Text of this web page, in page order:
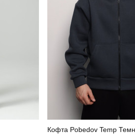
Кофта Pobedov Temp